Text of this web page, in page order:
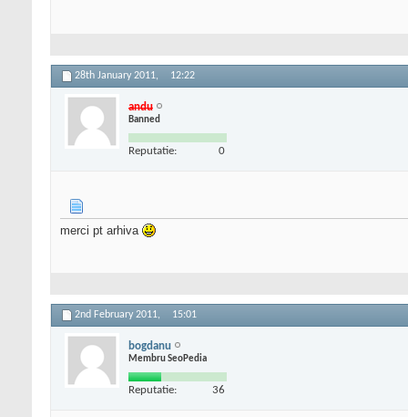
28th January 2011, 12:22
andu
Banned
Reputatie: 0
merci pt arhiva
2nd February 2011, 15:01
bogdanu
Membru SeoPedia
Reputatie: 36